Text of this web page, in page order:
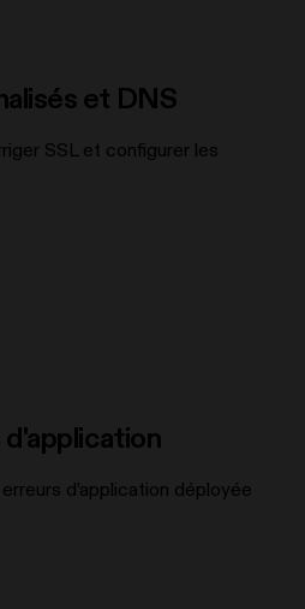
et DNS
SSL et configurer les
d’application déployée